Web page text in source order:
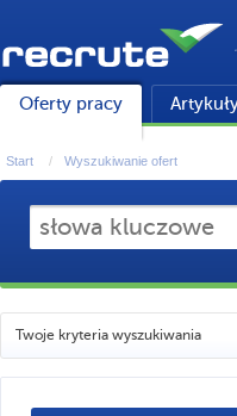
Oferty pracy
Start Wyszukiwanie ofert
Twoje kryteria wyszukiwania